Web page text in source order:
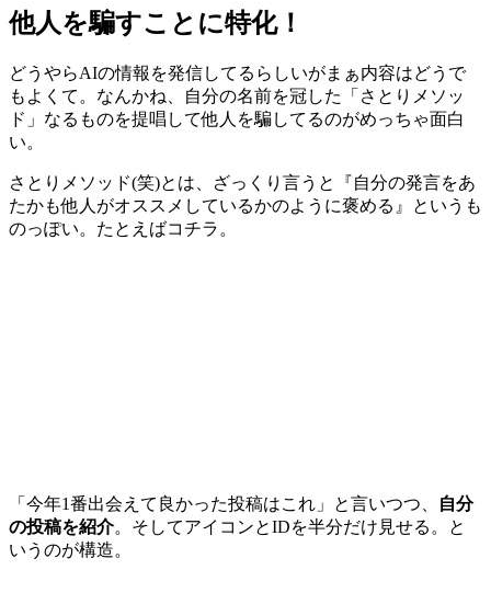
他人を騙すことに特化！
どうやらAIの情報を発信してるらしいがまぁ内容はどうで
もよくて。なんかね、自分の名前を冠した「さとりメソッ
ド」なるものを提唱して他人を騙してるのがめっちゃ面白
い。
さとりメソッド(笑)とは、ざっくり言うと『自分の発言をあ
たかも他人がオススメしているかのように褒める』というも
のっぽい。たとえばコチラ。
「今年1番出会えて良かった投稿はこれ」と言いつつ、
自分
の投稿を紹介。そしてアイコンとIDを半分だけ見せる。と
いうのが構造。